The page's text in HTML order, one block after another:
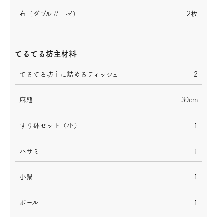
布（ダブルガーゼ） 2枚
てるてる坊主材料
てるてる坊主に詰めるティッシュ 2
麻紐 30cm
すり鉢セット（小） 1
ハサミ 1
小鍋 1
ボール 1